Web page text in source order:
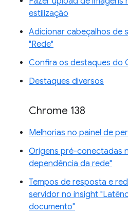
estilização
Adicionar cabeçalhos de
"Rede"
Confira os destaques do
Destaques diversos
Chrome 138
Melhorias no painel de
Origens pré-conectadas
dependência da rede"
Tempos de resposta e
servidor no insight
documento"